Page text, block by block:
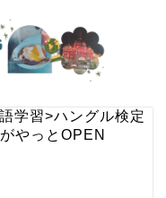
学習>ハングル検定
やっとOPEN